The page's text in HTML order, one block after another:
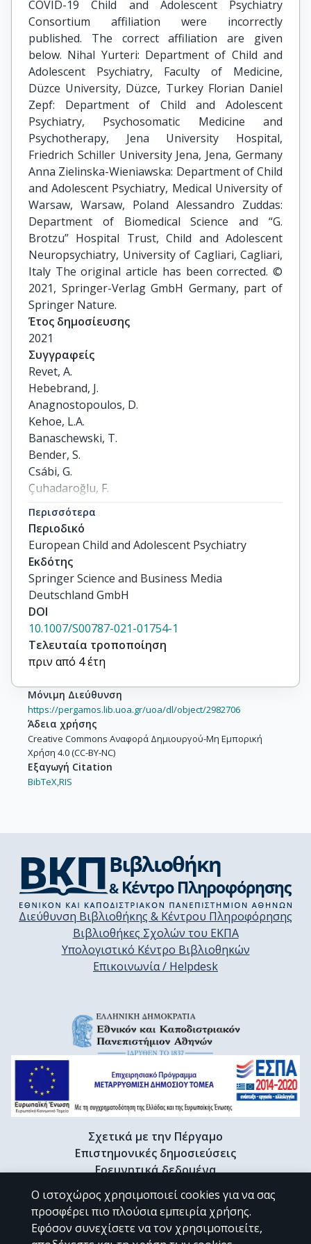
COVID-19 Child and Adolescent Psychiatry
Consortium affiliation were incorrectly
published. The correct affiliation are given
below. Nihal Yurteri: Department of Child and
Adolescent Psychiatry, Faculty of Medicine,
Düzce University, Düzce, Turkey Florian Daniel
Zepf: Department of Child and Adolescent
Psychiatry, Psychosomatic Medicine and
Psychotherapy, Jena University Hospital,
Friedrich Schiller University Jena, Jena, Germany
Anna Zielinska-Wieniawska: Department of Child
and Adolescent Psychiatry, Medical University of
Warsaw, Warsaw, Poland Alessandro Zuddas:
Department of Biomedical Science and “G.
Brotzu” Hospital Trust, Child and Adolescent
Neuropsychiatry, University of Cagliari, Cagliari,
Italy The original article has been corrected. ©
2021, Springer-Verlag GmbH Germany, part of
Springer Nature.
Έτος δημοσίευσης
2021
Συγγραφείς
Revet, A.
Hebebrand, J.
Anagnostopoulos, D.
Kehoe, L.A.
Banaschewski, T.
Bender, S.
Csábi, G.
Çuhadaroğlu, F.
Dashi, E.
Delorme, R.
Radobuljac, M.D.
Eliez, S.
Krantz, M.F.
Fricke, O.
Gerstenberg, M.
Giannopoulou, I.
Graell, M.
Kumperscak, H.G.
Herpertz-Dahlmann, B.
Huscsava, M.
Kaess, M.
Kapornai, K.
Karwautz, A.
Kresakova, D.
Kölch, M.
Kotsis, K.
Morón-Nozaleda, M.G.
Özyurt, G.
Pászthy, B.
Podlipny, J.
Purper-Ouakil, D.
Remberk, B.
Serdari, A.
Stene, L.E.
Thun-Hohenstein, L.
Vitiello, B.
Young, H.
Yurteri, N.
Zepf, F.D.
Zielinska-Wieniawska, A.
Zuddas, A.
Klauser, P.
COVID-19 Child
Adolescent Psychiatry Consortium
Περισσότερα
Περιοδικό
European Child and Adolescent Psychiatry
Εκδότης
Springer Science and Business Media
Deutschland GmbH
DOI
10.1007/S00787-021-01754-1
Τελευταία τροποποίηση
πριν από 4 έτη
Μόνιμη Διεύθυνση
https://pergamos.lib.uoa.gr/uoa/dl/object/2982706
Άδεια χρήσης
Creative Commons Αναφορά Δημιουργού-Μη Εμπορική
Χρήση 4.0 (CC-BY-NC)
Εξαγωγή Citation
BibTeX,RIS
Διεύθυνση Βιβλιοθήκης & Κέντρου Πληροφόρησης
Βιβλιοθήκες Σχολών του ΕΚΠΑ
Υπολογιστικό Κέντρο Βιβλιοθηκών
Επικοινωνία / Helpdesk
Σχετικά με την Πέργαμο
Επιστημονικές δημοσιεύσεις
Ερευνητικά δεδομένα
Διδακτορικές διατριβές & Γκρίζα βιβλιογραφία
Προφίλ Ερευνητή
Ο ιστοχώρος χρησιμοποιεί cookies για να σας
προσφέρει πιο πλούσια εμπειρία χρήσης.
Εφόσον συνεχίσετε να τον χρησιμοποιείτε,